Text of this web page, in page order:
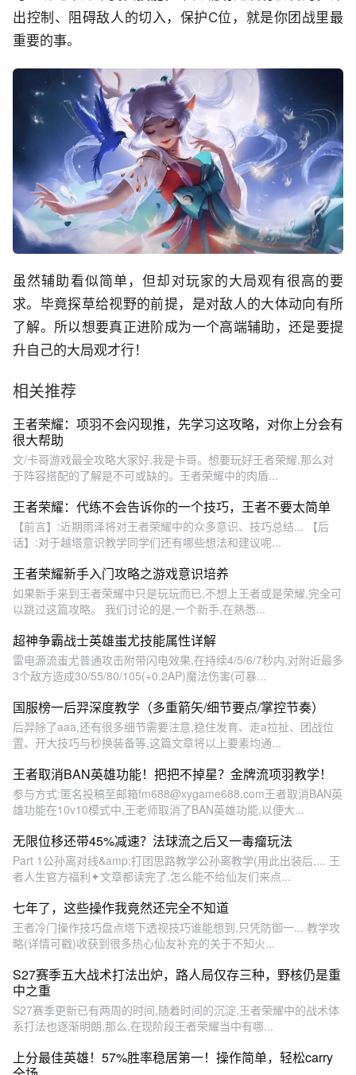
出控制、阻碍敌人的切入，保护C位，就是你团战里最
重要的事。
虽然辅助看似简单，但却对玩家的大局观有很高的要
求。毕竟探草给视野的前提，是对敌人的大体动向有所
了解。所以想要真正进阶成为一个高端辅助，还是要提
升自己的大局观才行！
相关推荐
王者荣耀：项羽不会闪现推，先学习这攻略，对你上分会有
很大帮助
文/卡哥游戏最全攻略大家好,我是卡哥。想要玩好王者荣耀,那么对
于阵容搭配的了解是不可或缺的。王者荣耀中的肉盾...
王者荣耀：代练不会告诉你的一个技巧，王者不要太简单
【前言】:近期雨泽将对王者荣耀中的众多意识、技巧总结... 【后
话】:对于越塔意识教学同学们还有哪些想法和建议呢...
王者荣耀新手入门攻略之游戏意识培养
如果新手来到王者荣耀中只是玩玩而已,不想上王者或是荣耀,完全可
以跳过这篇攻略。 我们讨论的是,一个新手,在熟悉...
超神争霸战士英雄蚩尤技能属性详解
雷电源流蚩尤普通攻击附带闪电效果,在持续4/5/6/7秒内,对附近最多
3个敌方造成30/55/80/105(+0.2AP)魔法伤害(可暴...
国服榜一后羿深度教学（多重箭矢/细节要点/掌控节奏）
后羿除了aaa,还有很多细节需要注意,稳住发育、走a拉扯、团战位
置、开大技巧与秒换装备等,这篇文章将以上要素均通...
王者取消BAN英雄功能！把把不掉星？金牌流项羽教学！
参与方式:匿名投稿至邮箱fm688@xygame688.com王者取消BAN英
雄功能在10v10模式中,王老师取消了BAN英雄功能,以便大...
无限位移还带45%减速？法球流之后又一毒瘤玩法
Part 1公孙离对线&amp;打团思路教学公孙离教学(用此出装后,... 王
者人生官方福利✦文章都读完了,怎么能不给仙友们来点...
七年了，这些操作我竟然还完全不知道
王者冷门操作技巧盘点塔下透视技巧谁能想到,只凭防御一... 教学攻
略(详情可戳)收获到很多热心仙友补充的关于不知火...
S27赛季五大战术打法出炉，路人局仅存三种，野核仍是重
中之重
S27赛季更新已有两周的时间,随着时间的沉淀,王者荣耀中的战术体
系打法也逐渐明朗,那么,在现阶段王者荣耀当中有哪...
上分最佳英雄！57%胜率稳居第一！操作简单，轻松carry